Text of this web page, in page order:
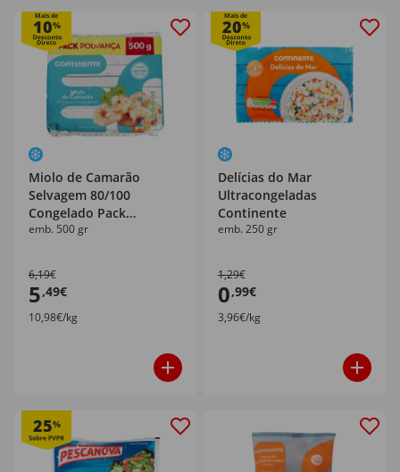
Mais de
10%
Miolo de Camarão
Selvagem 80/100
Congelado Pack
Poupança Continente
emb. 500 gr
6,19€
5,49€
10,98€/kg
Mais de
20%
Delícias do Mar
Ultracongeladas
Continente
emb. 250 gr
1,29€
0,99€
3,96€/kg
25%